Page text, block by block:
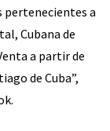
pertenecientes a
Cubana de
a partir de
de Cuba”,